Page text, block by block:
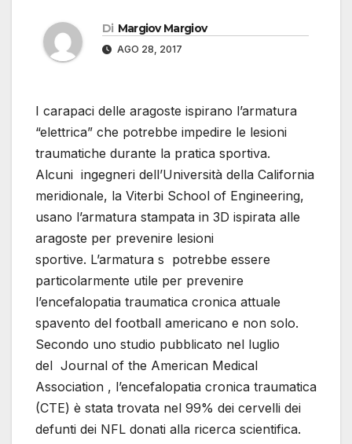
Di Margiov Margiov
AGO 28, 2017
I carapaci delle aragoste ispirano l’armatura
“elettrica” che potrebbe impedire le lesioni
traumatiche durante la pratica sportiva.
Alcuni ingegneri dell’Università della California
meridionale, la Viterbi School of Engineering,
usano l’armatura stampata in 3D ispirata alle
aragoste per prevenire lesioni
sportive. L’armatura s potrebbe essere
particolarmente utile per prevenire
l’encefalopatia traumatica cronica attuale
spavento del football americano e non solo.
Secondo uno studio pubblicato nel luglio
del Journal of the American Medical
Association , l’encefalopatia cronica traumatica
(CTE) è stata trovata nel 99% dei cervelli dei
defunti dei NFL donati alla ricerca scientifica.